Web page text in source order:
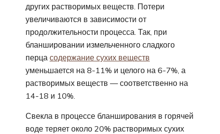
других растворимых веществ. Потери
увеличиваются в зависимости от
продолжительности процесса. Так, при
бланшировании измельченного сладкого
перца содержание сухих веществ
уменьшается на 8-11% и целого на 6-7%, а
растворимых веществ — соответственно на
14-18 и 10%.
Свекла в процессе бланширования в горячей
воде теряет около 20% растворимых сухих